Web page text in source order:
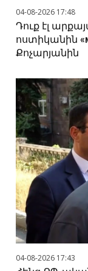
04-08-2026 17:48
Դուք էլ
ոստիկանին
Քոչարյանին
04-08-2026 17:43